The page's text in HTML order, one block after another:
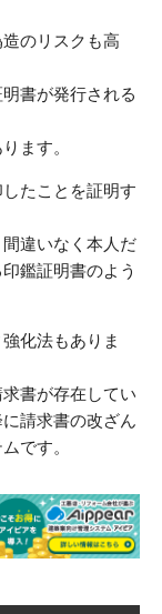
のリスクも高
書が発行される
ます。
たことを証明す
違いなく本人だ
鑑証明書のよう
化法もありま
書が存在してい
請求書の改ざん
です。